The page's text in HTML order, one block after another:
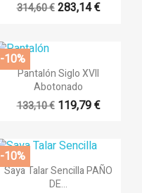
314,60 € 283,14 €
 Vista rápida
Pantalón Siglo XVII
Abotonado
133,10 € 119,79 €
-10%
 Vista rápida
Saya Talar Sencilla PAÑO
DE...
-10%